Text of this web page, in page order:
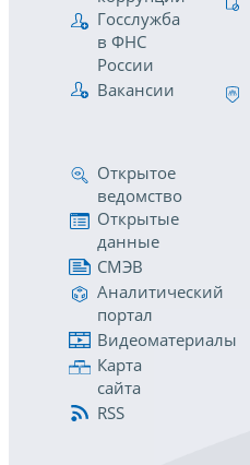
Госслужба
в ФНС
России
Вакансии
Открытое
ведомство
Открытые
данные
СМЭВ
Аналитический
портал
Видеоматериалы
Карта
сайта
RSS